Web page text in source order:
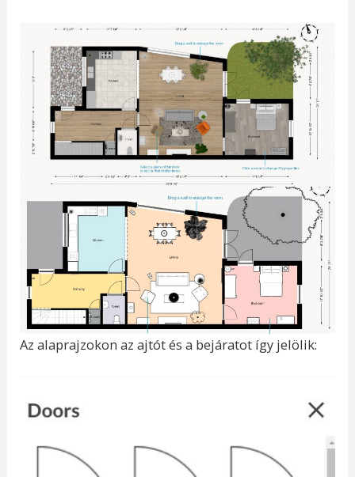
Az alaprajzokon az ajtót és a bejáratot így jelölik: